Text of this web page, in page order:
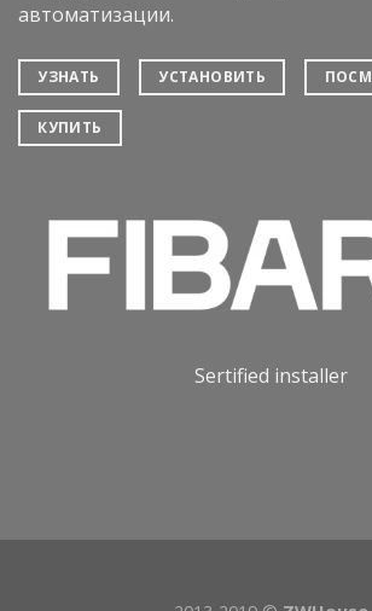
автоматизации.
УЗНАТЬ УСТАНОВИТЬ
КУПИТЬ
Sertified installer